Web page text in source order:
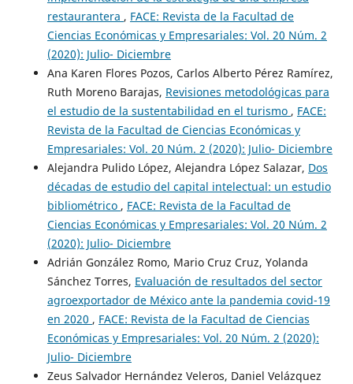
restaurantera , FACE: Revista de la Facultad de
Ciencias Económicas y Empresariales: Vol. 20 Núm. 2
(2020): Julio- Diciembre
Ana Karen Flores Pozos, Carlos Alberto Pérez Ramírez,
Ruth Moreno Barajas, Revisiones metodológicas para
el estudio de la sustentabilidad en el turismo , FACE:
Revista de la Facultad de Ciencias Económicas y
Empresariales: Vol. 20 Núm. 2 (2020): Julio- Diciembre
Alejandra Pulido López, Alejandra López Salazar, Dos
décadas de estudio del capital intelectual: un estudio
bibliométrico , FACE: Revista de la Facultad de
Ciencias Económicas y Empresariales: Vol. 20 Núm. 2
(2020): Julio- Diciembre
Adrián González Romo, Mario Cruz Cruz, Yolanda
Sánchez Torres, Evaluación de resultados del sector
agroexportador de México ante la pandemia covid-19
en 2020 , FACE: Revista de la Facultad de Ciencias
Económicas y Empresariales: Vol. 20 Núm. 2 (2020):
Julio- Diciembre
Zeus Salvador Hernández Veleros, Daniel Velázquez